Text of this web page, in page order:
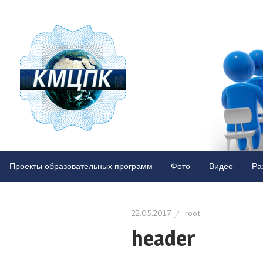
межрегиональный
центр
Проекты образовательных программ Фото Видео
22.05.2017 root
header